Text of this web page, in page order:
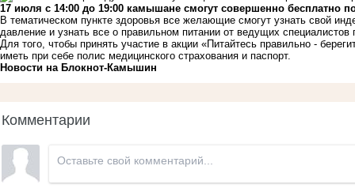
17 июля с 14:00 до 19:00 камышане смогут совершенно бесплатно
В тематическом пункте здоровья все желающие смогут узнать свой
давление и узнать все о правильном питании от ведущих
Для того, чтобы принять участие в акции «Питайтесь правильно -
иметь при себе полис медицинского страхования и паспорт.
Новости на Блoкнoт-Камышин
Комментарии